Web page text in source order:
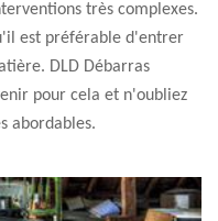
très complexes.
est préférable d'entrer
DLD Débarras
pour cela et n'oubliez
abordables.